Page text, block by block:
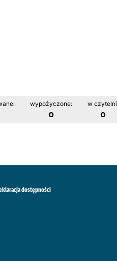
wypożyczone:
0
w
0
dostępności